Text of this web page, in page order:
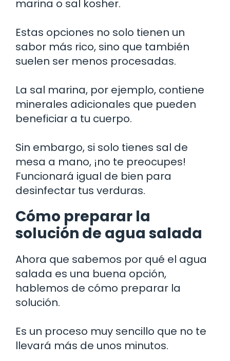
marina o sal kosher.
Estas opciones no solo tienen un
sabor más rico, sino que también
suelen ser menos procesadas.
La sal marina, por ejemplo, contiene
minerales adicionales que pueden
beneficiar a tu cuerpo.
Sin embargo, si solo tienes sal de
mesa a mano, ¡no te preocupes!
Funcionará igual de bien para
desinfectar tus verduras.
Cómo preparar la
solución de agua salada
Ahora que sabemos por qué el agua
salada es una buena opción,
hablemos de cómo preparar la
solución.
Es un proceso muy sencillo que no te
llevará más de unos minutos.